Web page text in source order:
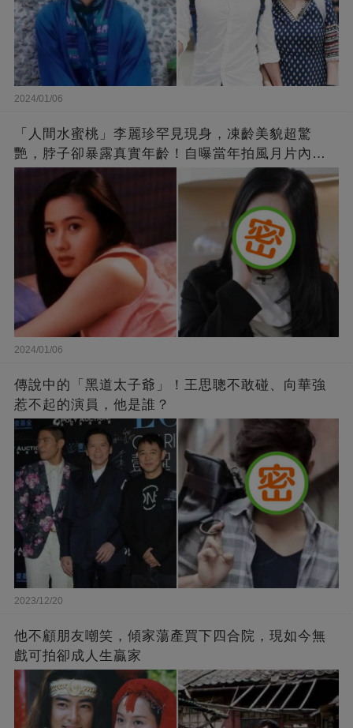
2024/01/06
「人間水蜜桃」李麗珍罕見現身，凍齡美貌超驚
艷，脖子卻暴露真實年齡！自曝當年拍風月片內
幕，竟是因為「玉女當久了」？
2024/01/06
傳說中的「黑道太子爺」！王思聰不敢碰、向華強
惹不起的演員，他是誰？
2023/12/20
他不顧朋友嘲笑，傾家蕩產買下四合院，現如今無
戲可拍卻成人生贏家